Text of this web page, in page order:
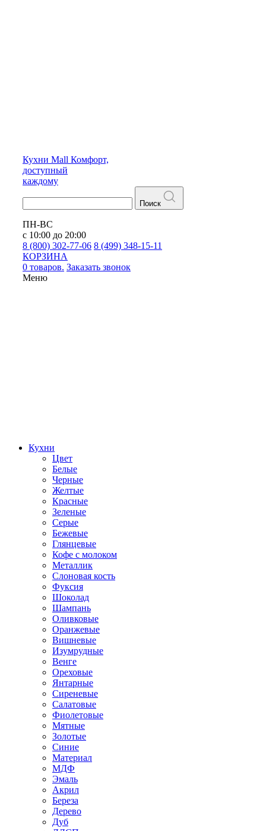
Кухни Mall Комфорт,
доступный
каждому
Поиск
ПН-ВС
с 10:00 до 20:00
8 (800) 302-77-06 8 (499) 348-15-11
КОРЗИНА
0 товаров. Заказать звонок
Меню
Кухни
Цвет
Белые
Черные
Желтые
Красные
Зеленые
Серые
Бежевые
Глянцевые
Кофе с молоком
Металлик
Слоновая кость
Фуксия
Шоколад
Шампань
Оливковые
Оранжевые
Вишневые
Изумрудные
Венге
Ореховые
Янтарные
Сиреневые
Салатовые
Фиолетовые
Мятные
Золотые
Синие
Материал
МДФ
Эмаль
Акрил
Береза
Дерево
Дуб